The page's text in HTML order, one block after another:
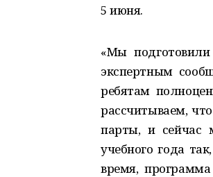
5 июня.
«Мы
экспертным
ребятам
рассчитываем,
парты, и сейчас
учебного года
время,